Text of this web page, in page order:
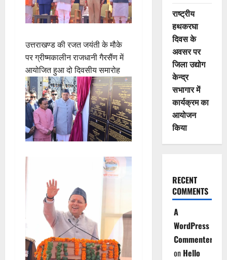
उत्तराखण्ड की रजत जयंती के मौके
पर ग्रीष्मकालीन राजधानी गैरसैंण में
आयोजित हुआ दो दिवसीय समारोह
राष्ट्रीय
हथकरघा
दिवस के
अवसर पर
जिला उद्योग
केन्द्र
सभागार में
कार्यक्रम का
आयोजन
किया
RECENT
COMMENTS
A
WordPress
Commenter
on Hello